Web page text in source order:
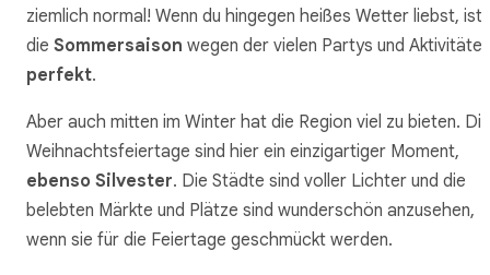
ziemlich normal! Wenn du hingegen heißes Wetter liebst, ist
die Sommersaison wegen der vielen Partys und Aktivitäten
perfekt.
Aber auch mitten im Winter hat die Region viel zu bieten. Die
Weihnachtsfeiertage sind hier ein einzigartiger Moment,
ebenso Silvester. Die Städte sind voller Lichter und die
belebten Märkte und Plätze sind wunderschön anzusehen,
wenn sie für die Feiertage geschmückt werden.